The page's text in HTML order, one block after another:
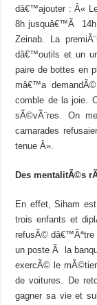
dâ€™ajouter : Â«
8h jusquâ€™Ã
Zeinab. La
dâ€™outils et un
paire de bottes en
mâ€™a
comble de la joie.
sÃ©vÃ¨res. On
camarades
tenue Â».
Des mentalitÃ©s
En effet, Siham
trois enfants et
refusÃ© dâ€™Ãªtre
un poste Ã la
exercÃ© le
de voitures. De
gagner sa vie et